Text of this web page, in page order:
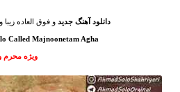
دانلود آهنگ جدید و فوق العاده
Called Majnoonetam Agha
ویژه محرم